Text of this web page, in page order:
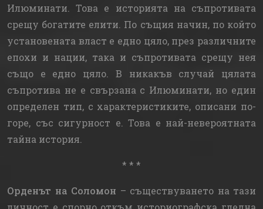
Илюминати. Това е историята на съпротивата
срещу богатите елити. По същия начин, по който
установената власт е едно цяло, през различните
епохи и нации, така и съпротивата срещу нея
също е едно цяло. В никакъв случай цялата
съпротива не е свързана с Илюминати, но един
определен тип, с характеристиките, описани по-
горе, със сигурност е. Това е най-невероятната
тайна история.
* * *
Орденът на Соломон – съществуването на тази